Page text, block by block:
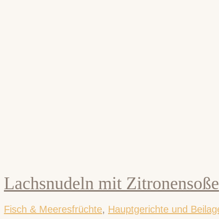
Lachsnudeln mit Zitronensoße
Fisch & Meeresfrüchte, Hauptgerichte und